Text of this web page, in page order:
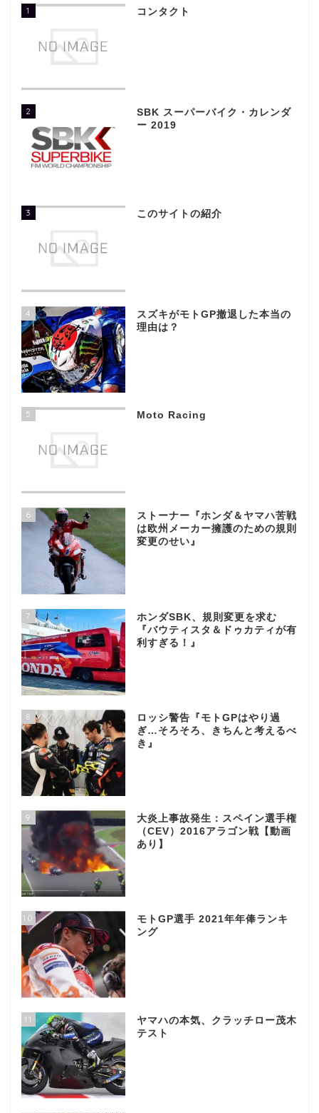
1 コンタクト
2
SBK スーパーバイク・カレンダ
ー 2019
3 このサイトの紹介
4
スズキがモトGP撤退した本当の
理由は？
5 Moto Racing
6
ストーナー『ホンダ＆ヤマハ苦戦
は欧州メーカー擁護のための規則
変更のせい』
7
ホンダSBK、規則変更を求む
『バウティスタ＆ドゥカティが有
利すぎる！』
8
ロッシ警告『モトGPはやり過
ぎ…そろそろ、きちんと考えるべ
き』
9
大炎上事故発生：スペイン選手権
（CEV）2016アラゴン戦【動画
あり】
10
モトGP選手 2021年年俸ランキ
ング
11
ヤマハの本気、クラッチロー茂木
テスト